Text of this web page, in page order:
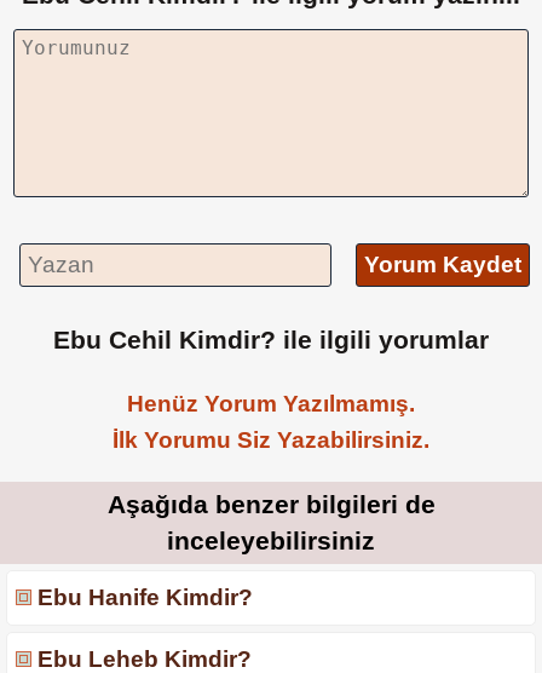
Yorum Kaydet
Ebu Cehil Kimdir? ile ilgili yorumlar
Henüz Yorum Yazılmamış.
İlk Yorumu Siz Yazabilirsiniz.
Aşağıda benzer bilgileri de
inceleyebilirsiniz
Ebu Hanife Kimdir?
Ebu Leheb Kimdir?